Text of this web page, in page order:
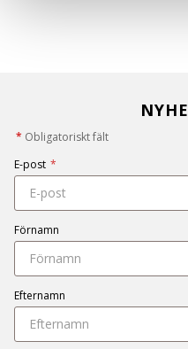
* Obligatoriskt fält
E-post *
Förnamn
Efternamn